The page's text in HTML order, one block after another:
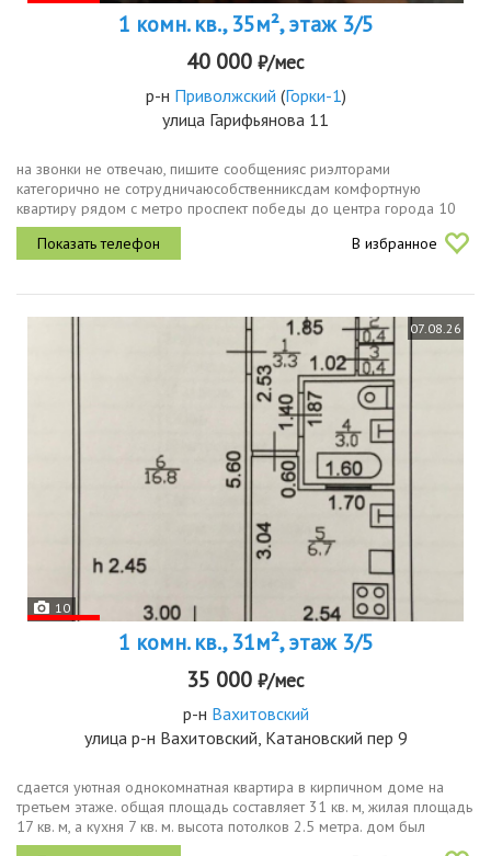
1 комн. кв., 35м², этаж 3/5
40 000 ₽/мес
р-н Приволжский (Горки-1)
улица Гарифьянова 11
на звонки не отвечаю, пишите сообщенияс риэлторами
категорично не сотрудничаюсобственниксдам комфортную
квартиру рядом с метро проспект победы до центра города 10
мин рядом магазины столовая
В избранное
07.08.26
10
1 комн. кв., 31м², этаж 3/5
35 000 ₽/мес
р-н Вахитовский
улица р-н Вахитовский, Катановский пер 9
сдается уютная однокомнатная квартира в кирпичном доме на
третьем этаже. общая площадь составляет 31 кв. м, жилая площадь
17 кв. м, а кухня 7 кв. м. высота потолков 2.5 метра. дом был
построен в 1968 году, всего в нем 5 этажей. до метро площадь...